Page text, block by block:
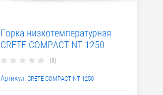
Горка низкотемпературная
CRETE COMPACT NT 1250
(0)
Артикул: CRETE COMPACT NT 1250